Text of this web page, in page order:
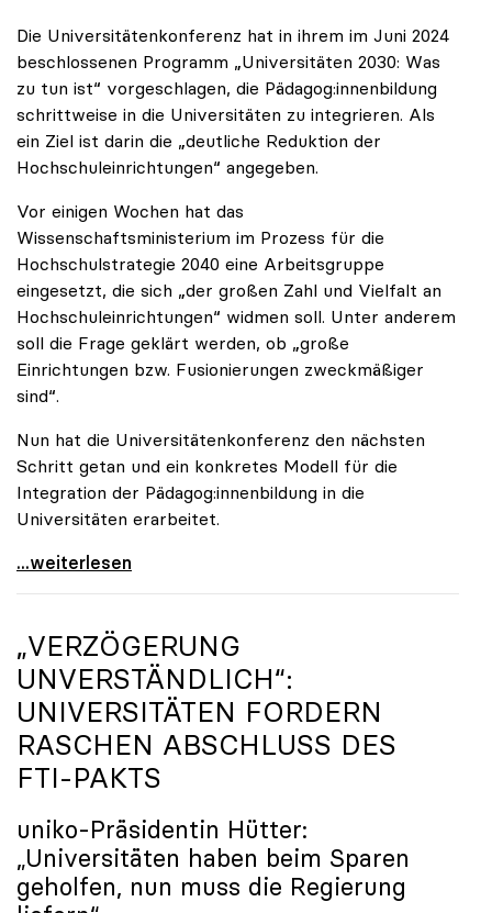
Die Universitätenkonferenz hat in ihrem im Juni 2024
beschlossenen Programm „Universitäten 2030: Was
zu tun ist“ vorgeschlagen, die Pädagog:innenbildung
schrittweise in die Universitäten zu integrieren. Als
ein Ziel ist darin die „deutliche Reduktion der
Hochschuleinrichtungen“ angegeben.
Vor einigen Wochen hat das
Wissenschaftsministerium im Prozess für die
Hochschulstrategie 2040 eine Arbeitsgruppe
eingesetzt, die sich „der großen Zahl und Vielfalt an
Hochschuleinrichtungen“ widmen soll. Unter anderem
soll die Frage geklärt werden, ob „große
Einrichtungen bzw. Fusionierungen zweckmäßiger
sind“.
Nun hat die Universitätenkonferenz den nächsten
Schritt getan und ein konkretes Modell für die
Integration der Pädagog:innenbildung in die
Universitäten erarbeitet.
Schools of Education an den Universitäten: Für
...weiterlesen
„VERZÖGERUNG
UNVERSTÄNDLICH“:
UNIVERSITÄTEN FORDERN
RASCHEN ABSCHLUSS DES
FTI-PAKTS
uniko-Präsidentin Hütter:
„Universitäten haben beim Sparen
geholfen, nun muss die Regierung